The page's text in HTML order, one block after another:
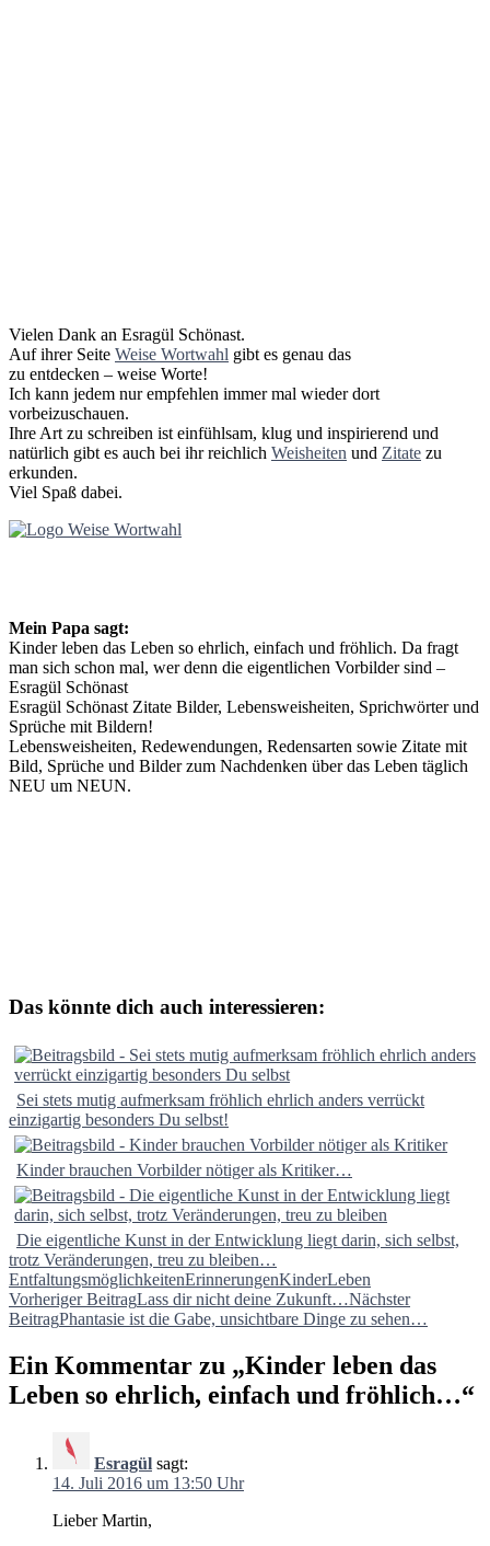
Vielen Dank an Esragül Schönast.
Auf ihrer Seite Weise Wortwahl gibt es genau das
zu entdecken – weise Worte!
Ich kann jedem nur empfehlen immer mal wieder dort
vorbeizuschauen.
Ihre Art zu schreiben ist einfühlsam, klug und inspirierend und
natürlich gibt es auch bei ihr reichlich Weisheiten und Zitate zu
erkunden.
Viel Spaß dabei.
Mein Papa sagt:
Kinder leben das Leben so ehrlich, einfach und fröhlich. Da fragt
man sich schon mal, wer denn die eigentlichen Vorbilder sind –
Esragül Schönast
Esragül Schönast Zitate Bilder, Lebensweisheiten, Sprichwörter und
Sprüche mit Bildern!
Lebensweisheiten, Redewendungen, Redensarten sowie Zitate mit
Bild, Sprüche und Bilder zum Nachdenken über das Leben täglich
NEU um NEUN.
Das könnte dich auch interessieren:
Sei stets mutig aufmerksam fröhlich ehrlich anders verrückt
einzigartig besonders Du selbst!
Kinder brauchen Vorbilder nötiger als Kritiker…
Die eigentliche Kunst in der Entwicklung liegt darin, sich selbst,
trotz Veränderungen, treu zu bleiben…
EntfaltungsmöglichkeitenErinnerungenKinderLeben
Beitragsnavigation
Vorheriger BeitragLass dir nicht deine Zukunft…Nächster
BeitragPhantasie ist die Gabe, unsichtbare Dinge zu sehen…
Ein Kommentar zu „Kinder leben das
Leben so ehrlich, einfach und fröhlich…“
Esragül sagt:
14. Juli 2016 um 13:50 Uhr
Lieber Martin,